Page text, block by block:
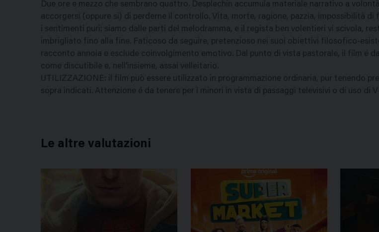
Due ore e mezzo che sembrano quattro. Desplechin accumula materiale narrativo a
accorgersi (oppure si) di perderne il controllo. Vita, morte, ragione, pazzia, impossibilità di
i sentimenti puri: siamo dalle parti del melodramma, e il regista ben volentieri vi scivola,
imbrigliato fino alla fine. Faticoso da seguire, pretenzioso nei suoi obiettivi filosofico-
racconto annoia e esclude coinvolgimento emotivo. Dal punto di vista pastorale, il film é
come discutibile e, nell'insieme, assai velleitario.
UTILIZZAZIONE: il film può essere utilizzato in programmazione ordinaria, pur tenendo
sopra indicati. Attenzione é da tenere per i minori in vista di passaggi televisivi o di uso di
Le altre valutazioni